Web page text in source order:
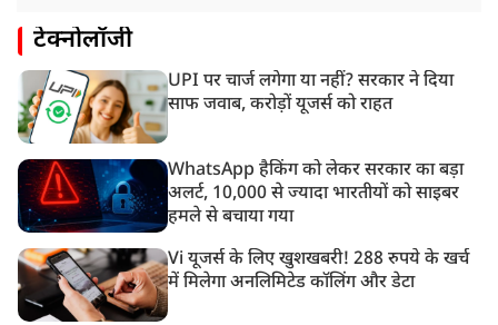
टेक्नोलॉजी
UPI पर चार्ज लगेगा या नहीं? सरकार ने दिया
साफ जवाब, करोड़ों यूजर्स को राहत
WhatsApp हैकिंग को लेकर सरकार का बड़ा
अलर्ट, 10,000 से ज्यादा भारतीयों को साइबर
हमले से बचाया गया
Vi यूजर्स के लिए खुशखबरी! 288 रुपये के खर्च
में मिलेगा अनलिमिटेड कॉलिंग और डेटा